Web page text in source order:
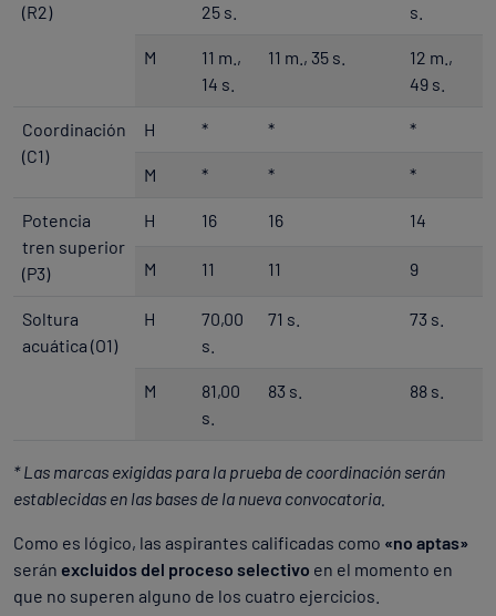
(R2) 25 s. s.
M
11 m.,
14 s.
11 m., 35 s.
12 m.,
49 s.
Coordinación
(C1)
H * * *
M * * *
Potencia
tren superior
(P3)
H 16 16 14
M 11 11 9
Soltura
acuática (O1)
H
70,00
s.
71 s. 73 s.
M
81,00
s.
83 s. 88 s.
* Las marcas exigidas para la prueba de coordinación serán
establecidas en las bases de la nueva convocatoria.
Como es lógico, las aspirantes calificadas como «no aptas»
serán excluidos del proceso selectivo en el momento en
que no superen alguno de los cuatro ejercicios.